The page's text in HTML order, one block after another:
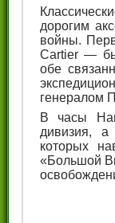
дорогим
войны.
Cartier —
обе
генералом
В часы
дивизия,
которых
«Большой